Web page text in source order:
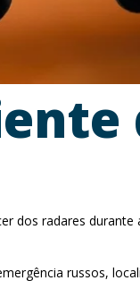
dos radares
russos,